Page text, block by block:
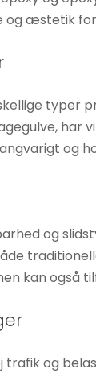
og æstetik
typer
har
og
og
kan
og